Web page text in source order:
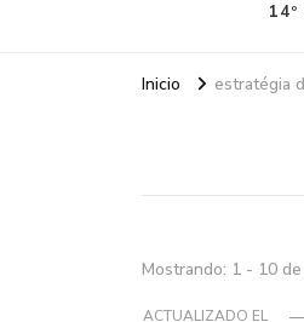
Inicio estratégia
Mostrando: 1 - 10 de
ACTUALIZADO EL